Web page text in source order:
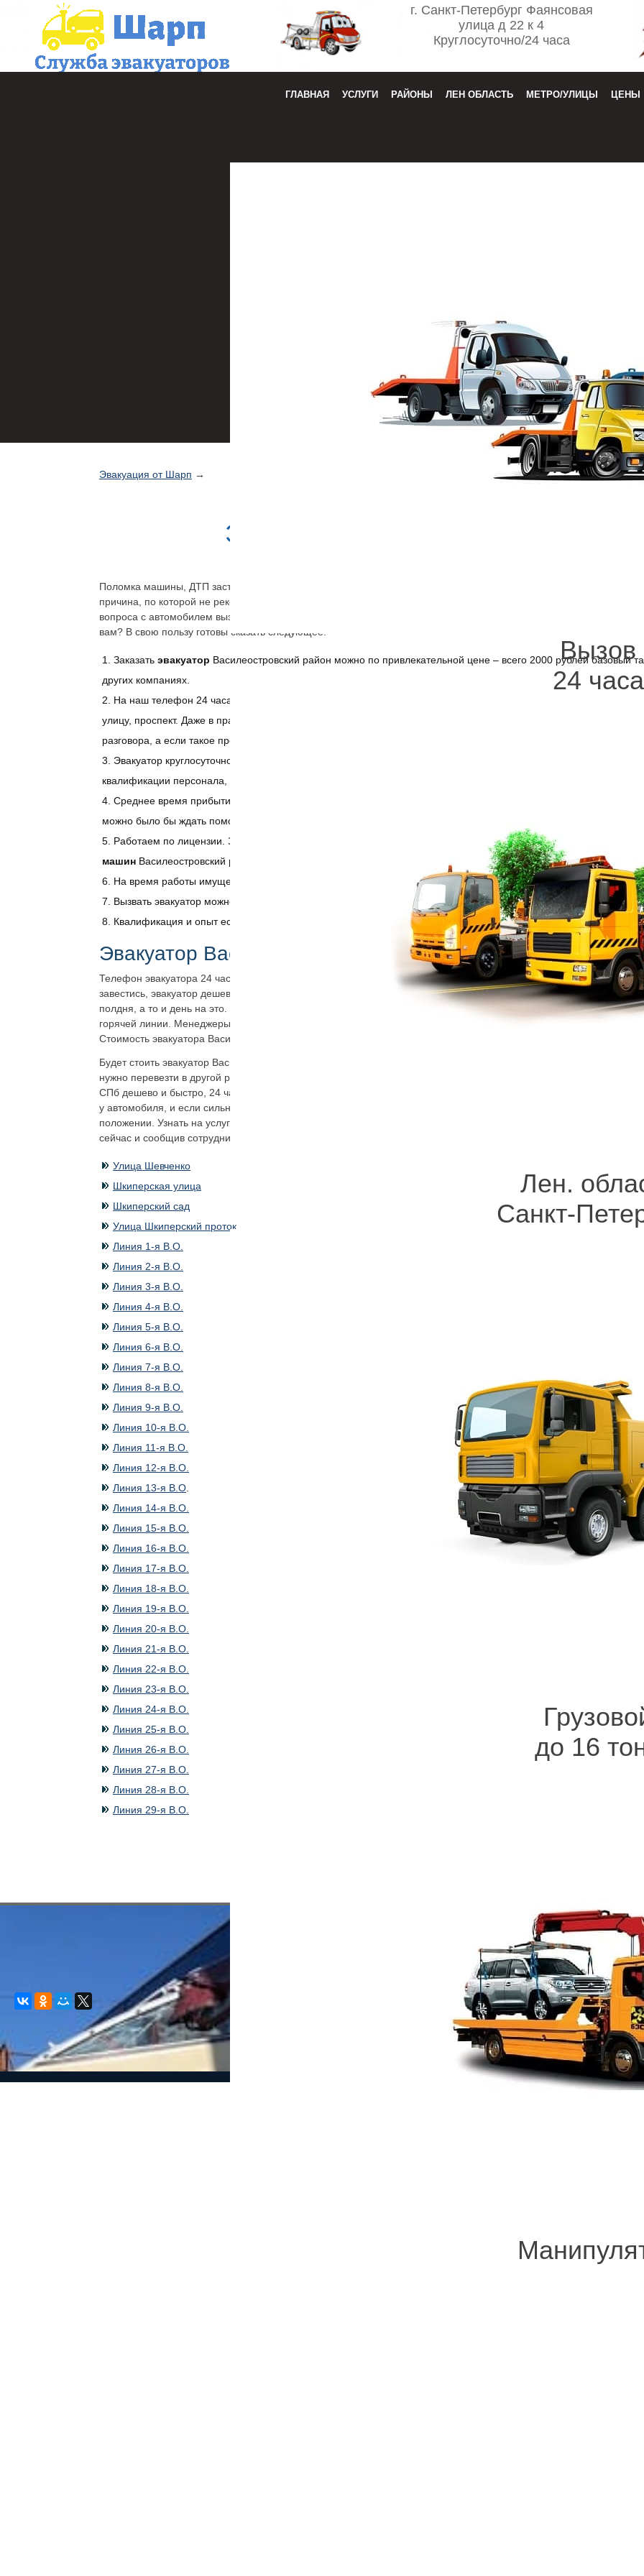
г. Санкт-Петербург Фаянсовая
улица д 22 к 4
Круглосуточно/24 часа
ГЛАВНАЯ УСЛУГИ РАЙОНЫ ЛЕН ОБЛАСТЬ МЕТРО/УЛИЦЫ ЦЕНЫ
Вызов
24 часа
Лен.
Санкт-
до 16
Эвакуация от Шарп →
Эвакуатор Василеостровский
Поломка машины, ДТП заставляет искать способ доставки на ремонт. Поврежден механизм может быть более
причина, по которой не рекомендуется стараться продолжить на том же транспорте передвижение
вопроса с автомобилем вызвать эвакуатор. Круглосуточно эвакуатор Василеостровский район Спб заказать
вам? В свою пользу готовы сказать следующее:
Заказать эвакуатор Василеостровский район можно по привлекательной цене – всего 2000 рублей базовый
других компаниях.
На наш телефон 24 часа в сутки можно дозвониться и не нужно слушать гудки, так как менеджеры Call-центра
улицу, проспект. Даже в праздничные дни можно дозвониться, эвакуатор быстро
разговора, а если такое произойдёт, можно перезвонить и заявку быстрее заполнить.
Эвакуатор круглосуточно работает и благодаря использованию оснащённых хорошим оборудованием машин,
квалификации персонала, даже когда плохая видимость и есть усложняющие ситуацию препятствия, работы
Среднее время прибытия помощи к месту 10-20 минут. Эвакуатор Василеостровский район
можно было бы ждать помощи и 40 минут, и 1,5 часа.
Работаем по лицензии. Заказать эвакуатор Санкт-Петербурге не проблема в срочном порядке,
машин Василеостровский район заказать можно для запланированной перевозки.
На время работы имущество страхуется для гарантии безопасности, исключения риска убытков в результате
Вызвать эвакуатор можно для легкового автотранспорта и мототехники. Можно вызвать грузовой эвакуатор
Квалификация и опыт есть у наших сотрудников, что обеспечивает высокий уровень сервиса.
Эвакуатор Василеостровский район улицы круглосуточно
Телефон эвакуатора 24 часа готов принять ваш сигнал о проблеме. Мы поможем решить вопрос с поломкой.
завестись, эвакуатор дешево и быстро доставит автомобиль на станцию технического обслуживания и за час
полдня, а то и день на это. Если колесо заклинило, машина застряла в сугробе, заблокирован выезд другой
горячей линии. Менеджеры направят к вам технику для того, чтобы транспортное средство можно было
Стоимость эвакуатора Василеостровский район
Будет стоить эвакуатор Василеостровский район дешево, если нужно перевезти автомобиль по месту и если его
нужно перевезти в другой район города, пригород. Гарантируется безопасность во время перевозки эвакуатором,
СПб дешево и быстро, 24 часа в сутки будет обеспечена погрузка и доставка при заблокированной колёсной базе
у автомобиля, и если сильно повреждён кузов, смещён центр тяжести, машина находится в неправильном
положении. Узнать на услугу эвакуатора
сейчас и сообщив сотруднику марку автомобиля и улицу:
Улица Шевченко
Шкиперская улица
Шкиперский сад
Улица Шкиперский проток
Линия 1-я В.О.
Линия 2-я В.О.
Линия 3-я В.О.
Линия 4-я В.О.
Линия 5-я В.О.
Линия 6-я В.О.
Линия 7-я В.О.
Линия 8-я В.О.
Линия 9-я В.О.
Линия 10-я В.О.
Линия 11-я В.О.
Линия 12-я В.О.
Линия 13-я В.О
Линия 14-я В.О.
Линия 15-я В.О.
Линия 16-я В.О.
Линия 17-я В.О.
Линия 18-я В.О.
Линия 19-я В.О.
Линия 20-я В.О.
Линия 21-я В.О.
Линия 22-я В.О.
Линия 23-я В.О.
Линия 24-я В.О.
Линия 25-я В.О.
Линия 26-я В.О.
Линия 27-я В.О.
Линия 28-я В.О.
Линия 29-я В.О.
.
© 2008-2021 mvvknives.ru Эвакуатор в Санкт-Петербурге и Ленинградской области.